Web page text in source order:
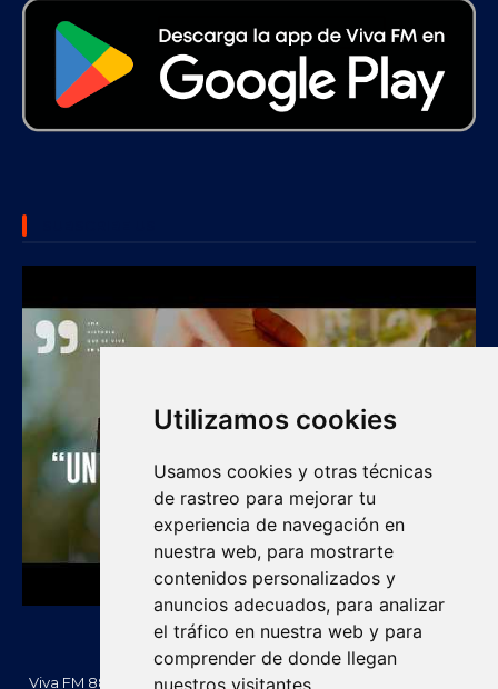
Utilizamos cookies
Usamos cookies y otras técnicas
de rastreo para mejorar tu
experiencia de navegación en
nuestra web, para mostrarte
contenidos personalizados y
anuncios adecuados, para analizar
el tráfico en nuestra web y para
comprender de donde llegan
nuestros visitantes.
Viva FM 88.2 FM es una emisora comunitaria de Villanueva, La